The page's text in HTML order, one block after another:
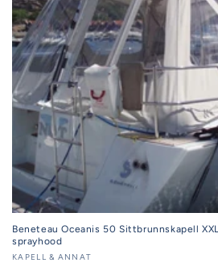
Beneteau Oceanis 50 Sittbrunnskapell
sprayhood
Säljare:
KAPELL & ANNAT